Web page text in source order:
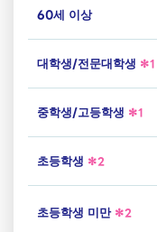
60세 이상
대학생/전문대학생
중학생/고등학생
초등학생
초등학생 미만